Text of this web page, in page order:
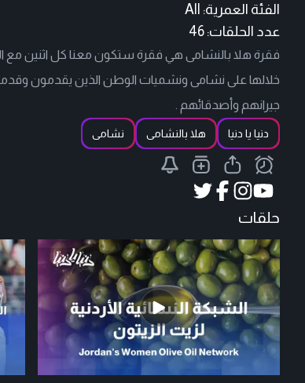
الفئة العمرية: All
عدد الحلقات: 46
فقرة هلا بالنشامى هي فقرة ستكون معنا كل اثنين مع
خلالها على نشامى ونشميات الوطن الذين يقدمون
جيرانهم وأصدقائهم .
دنيا يا دنيا هلا بالنشامى نشامى
حلقات